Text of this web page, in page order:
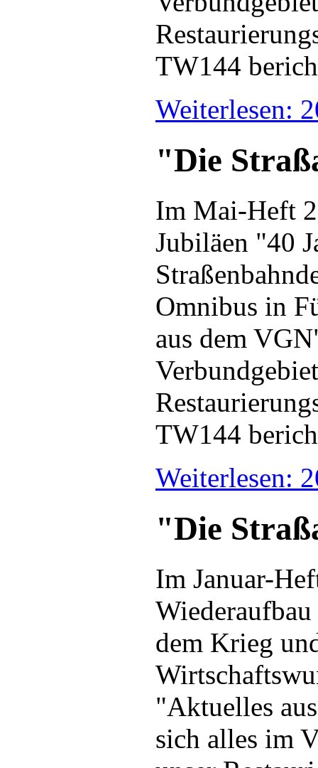
TW144
Weiterlesen:
"Die
Im Mai-Heft
Jubiläen "40
Omnibus in
aus dem
TW144
Weiterlesen:
"Die
Im Januar-
dem Krieg
"Aktuelles
sich alles im